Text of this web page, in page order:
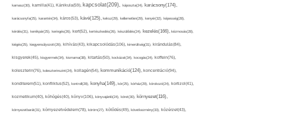
kamasz(30), kamilla(41), Kánikula(59), kapcsolat(209), káposzta(24), karácsony(174),
karácsonyfa(25), karantén(34), káros(53), kávé(125), keksz(29), kellemetlen(29), kenyér(32), képesség(28),
kérdés(31), kerékpár(25), keringés(26), kert(52), kertészkedés(26), készülődés(24), kezelés(166), kézmosás(28),
kiégés(25), kiegyensúlyozott(26), kihívás(43), kikapcsolódás(106), kimerültség(31), kirándulás(84),
kisgyerek(45), kisgyermek(34), kismama(38), kitartás(50), kockázat(34), kocogás(24), koffein(76),
koleszterin(76), koleszterinszint(24), kollagén(54), kommunikáció(124), koncentráció(94),
konditerem(51), konfliktus(52), kontroll(28), konyha(149), kór(25), kórház(29), kórokozó(24), kortizol(41),
kozmetikum(40), köhögés(40), könyv(106), könyvajánló(24), köret(30), környezet(116),
környezetbarát(31), környezetvédelem(78), köröm(27), kötődés(49), következmény(33), közérzet(43),